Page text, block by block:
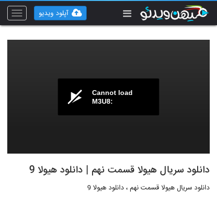
Toggle
آپلود ویدیو
Cannot load
M3U8:
دانلود سریال هیولا قسمت نهم | دانلود هیولا 9
دانلود سریال هیولا قسمت نهم ، دانلود هیولا 9